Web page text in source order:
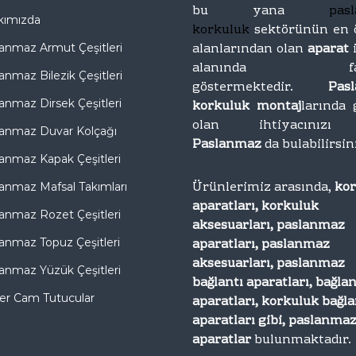
Armut Çeşitleri
Bilezik Çeşitleri
Dirsek Çeşitleri
Duvar Kolçağı
Kapak Çeşitleri
Mafsal Takımları
Rozet Çeşitleri
Topuz Çeşitleri
Yüzük Çeşitleri
Cam Tutucular
bu yana
korkuluk sektörünün en
alanlarından olanaparat
alanında
göstermektedir.
korkuluk montajlarında
olan
Paslanmazda
Ürünlerimiz arasında,
aparatları, korkuluk
aksesuarları, paslanmaz
aparatları, paslanmaz
aksesuarları, paslanmaz
bağlantı aparatları,
aparatları, korkuluk
aparatları gibi, paslanmaz
aparatlarbulunmaktadır.